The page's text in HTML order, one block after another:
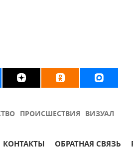
ПРОИСШЕСТВИЯ ВИЗУАЛ
КОНТАКТЫ ОБРАТНАЯ СВЯЗЬ